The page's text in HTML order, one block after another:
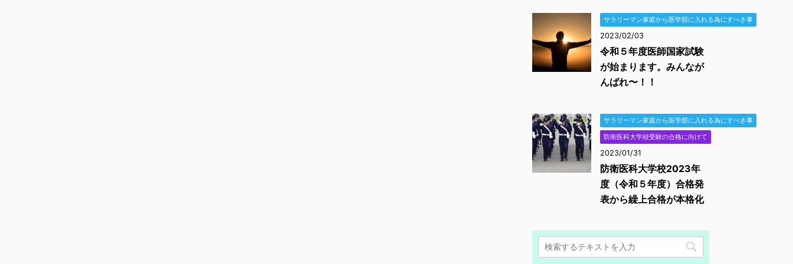
サラリーマン家庭から医学部に入れる為にすべき事
2023/02/03
令和５年度医師国家試験
が始まります。みんなが
んばれ〜！！
サラリーマン家庭から医学部に入れる為にすべき事
防衛医科大学校受験の合格に向けて
2023/01/31
防衛医科大学校2023年
度（令和５年度）合格発
表から繰上合格が本格化